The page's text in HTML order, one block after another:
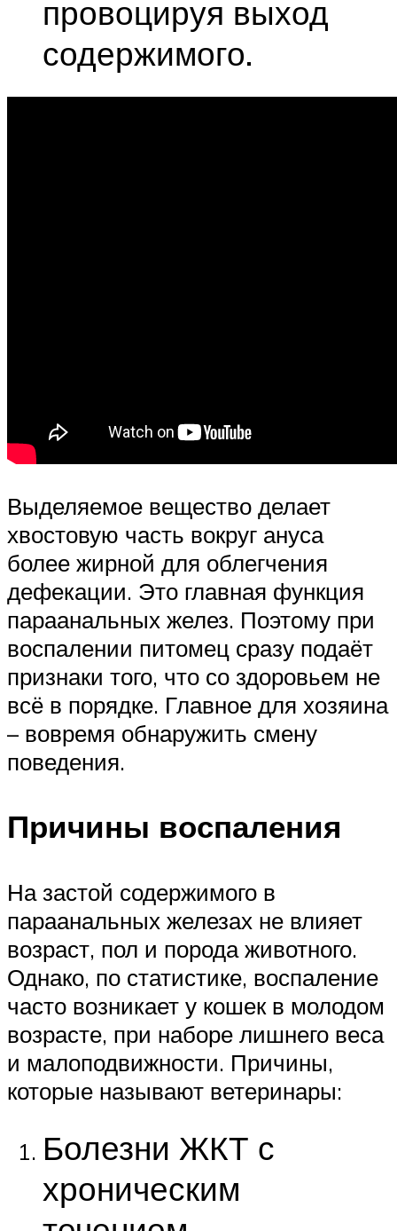
провоцируя выход
содержимого.
Выделяемое вещество делает
хвостовую часть вокруг ануса
более жирной для облегчения
дефекации. Это главная функция
параанальных желез. Поэтому при
воспалении питомец сразу подаёт
признаки того, что со здоровьем не
всё в порядке. Главное для хозяина
– вовремя обнаружить смену
поведения.
Причины воспаления
На застой содержимого в
параанальных железах не влияет
возраст, пол и порода животного.
Однако, по статистике, воспаление
часто возникает у кошек в молодом
возрасте, при наборе лишнего веса
и малоподвижности. Причины,
которые называют ветеринары:
Болезни ЖКТ с
хроническим